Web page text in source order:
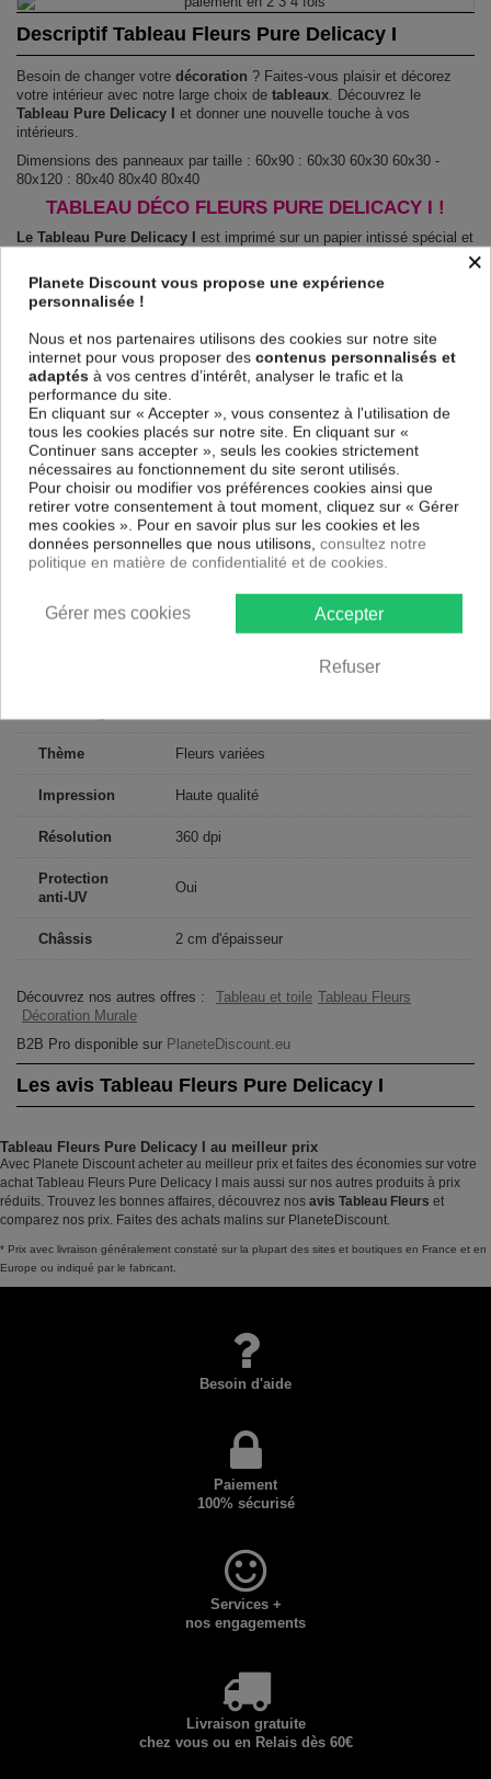
Descriptif Tableau Fleurs Pure Delicacy I
Besoin de changer votre décoration ? Faites-vous plaisir et décorez
votre intérieur avec notre large choix de tableaux. Découvrez le
Tableau Pure Delicacy I
et donner une nouvelle touche à vos
intérieurs.
Dimensions des panneaux par taille : 60x90 : 60x30 60x30 60x30 -
80x120 : 80x40 80x40 80x40
TABLEAU DÉCO FLEURS PURE DELICACY I !
Le Tableau Pure Delicacy I
est imprimé sur un papier intissé spécial et
parfaitement reproduits. Grâce à une impression jusqu'aux bords sur un
châssis fait de matériaux respectueux de l'environnement, vous pourrez
suspendre le tableau immédiatement sans avoir à l'encadrer.
Le Tableau Fleurs Pure Delicacy Iest résistant aux rayons UV,
inodore et 100 % sûr, parfait même pour la chambre à coucher et la
chambre des enfants.
Notre large choix de tableaux tendances et modernes constituent un
moyen simple et pas cher de donner une nouvelle touche à vos
intérieurs, il y en a pour tous les goût.
Descriptif technique
Matériaux MDF
Thème Fleurs variées
Impression Haute qualité
Résolution 360 dpi
Protection
anti-UV
Oui
Châssis 2 cm d'épaisseur
Découvrez nos autres offres : Tableau et toile Tableau Fleurs
Décoration Murale
B2B Pro disponible sur PlaneteDiscount.eu
Les avis Tableau Fleurs Pure Delicacy I
Tableau Fleurs Pure Delicacy I au meilleur prix
Avec Planete Discount acheter au meilleur prix et faites des économies sur votre
achat Tableau Fleurs Pure Delicacy I mais aussi sur nos autres produits à prix
réduits. Trouvez les bonnes affaires, découvrez nos avis Tableau Fleurs et
comparez nos prix. Faites des achats malins sur PlaneteDiscount.
* Prix avec livraison généralement constaté sur la plupart des sites et boutiques en France et en
Europe ou indiqué par le fabricant.
Besoin d'aide
Paiement
100% sécurisé
Services +
nos engagements
Livraison gratuite
chez vous ou en Relais dès 60€
×
Planete Discount vous propose une expérience
personnalisée !
Nous et nos partenaires utilisons des cookies sur notre site
internet pour vous proposer des contenus personnalisés et
adaptés à vos centres d’intérêt, analyser le trafic et la
performance du site.
En cliquant sur « Accepter », vous consentez à l'utilisation de
tous les cookies placés sur notre site. En cliquant sur «
Continuer sans accepter », seuls les cookies strictement
nécessaires au fonctionnement du site seront utilisés.
Pour choisir ou modifier vos préférences cookies ainsi que
retirer votre consentement à tout moment, cliquez sur « Gérer
mes cookies ». Pour en savoir plus sur les cookies et les
données personnelles que nous utilisons, consultez notre
politique en matière de confidentialité et de cookies.
Accepter
Refuser
Gérer mes cookies